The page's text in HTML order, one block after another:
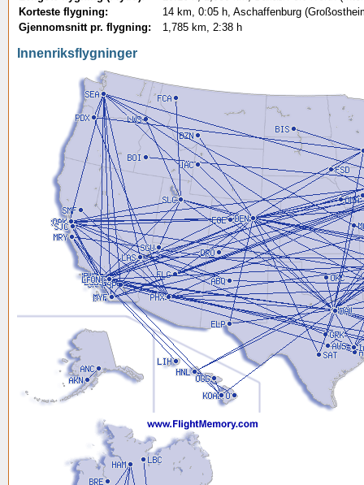
Korteste flygning:
14 km, 0:05 h, Aschaffenburg
Gjennomsnitt pr. flygning:
1,785 km, 2:38 h
Innenriksflygninger